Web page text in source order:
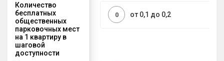
Количество
бесплатных
общественных
парковочных мест
на 1 квартиру в
шаговой
доступности
от 0,1 до 0,2
0